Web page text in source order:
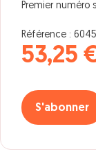
Premier numéro
Référence :
53,25
S'abonner